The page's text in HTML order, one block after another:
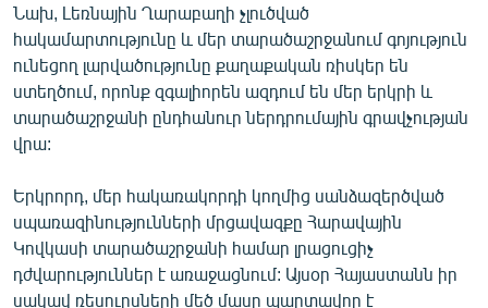
Նախ, Լեռնային Ղարաբաղի չլուծված
հակամարտությունը և մեր տարածաշրջանում գոյություն
ունեցող լարվածությունը քաղաքական ռիսկեր են
ստեղծում, որոնք զգալիորեն ազդում են մեր երկրի և
տարածաշրջանի ընդհանուր ներդրումային գրավչության
վրա:
Երկրորդ, մեր հակառակորդի կողմից սանձազերծված
սպառազինությունների մրցավազքը Հարավային
Կովկասի տարածաշրջանի համար լրացուցիչ
դժվարություններ է առաջացնում: Այսօր Հայաստանն իր
սակավ ռեսուրսների մեծ մասը պարտավոր է